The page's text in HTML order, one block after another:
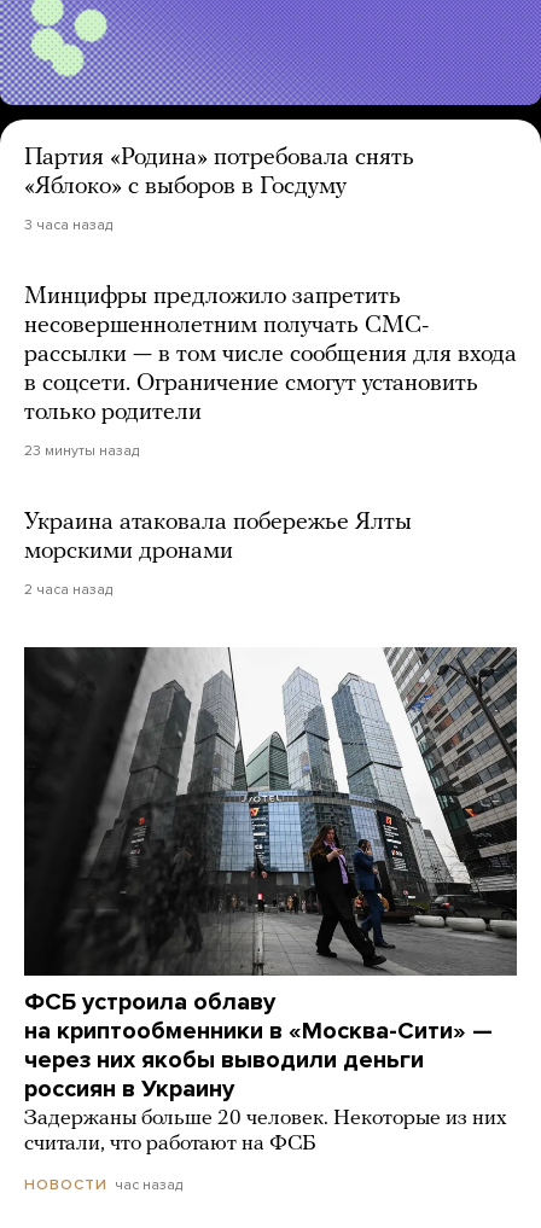
Партия «Родина» потребовала снять
«Яблоко» с выборов в Госдуму
3 часа назад
Минцифры предложило запретить
несовершеннолетним получать СМС-
рассылки — в том числе сообщения для входа
в соцсети. Ограничение смогут установить
только родители
23 минуты назад
Украина атаковала побережье Ялты
морскими дронами
2 часа назад
ФСБ устроила облаву
на криптообменники в «Москва-Сити» —
через них якобы выводили деньги
россиян в Украину
Задержаны больше 20 человек. Некоторые из них
считали, что работают на ФСБ
НОВОСТИ час назад